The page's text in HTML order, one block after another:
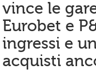
vince le
Eurobet e
ingressi e
acquisti